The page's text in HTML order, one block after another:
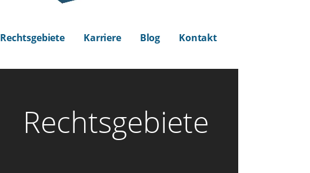
Rechtsgebiete Karriere Blog Kontakt
Rechtsgebiete